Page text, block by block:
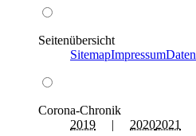
Seitenübersicht
SitemapImpressum
Corona-Chronik
2019 | 20202021